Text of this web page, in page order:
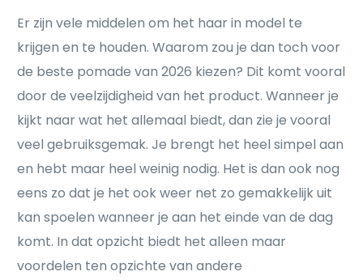
Er zijn vele middelen om het haar in model te
krijgen en te houden. Waarom zou je dan toch voor
de beste pomade van 2026 kiezen? Dit komt vooral
door de veelzijdigheid van het product. Wanneer je
kijkt naar wat het allemaal biedt, dan zie je vooral
veel gebruiksgemak. Je brengt het heel simpel aan
en hebt maar heel weinig nodig. Het is dan ook nog
eens zo dat je het ook weer net zo gemakkelijk uit
kan spoelen wanneer je aan het einde van de dag
komt. In dat opzicht biedt het alleen maar
voordelen ten opzichte van andere